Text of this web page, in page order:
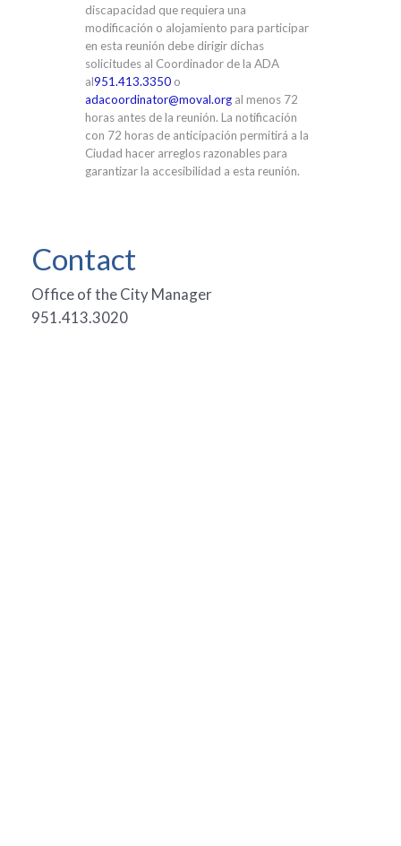
discapacidad que requiera una
modificación o alojamiento para participar
en esta reunión debe dirigir dichas
solicitudes al Coordinador de la ADA
al951.413.3350 o
adacoordinator@moval.org al menos 72
horas antes de la reunión. La notificación
con 72 horas de anticipación permitirá a la
Ciudad hacer arreglos razonables para
garantizar la accesibilidad a esta reunión.
Contact
Office of the City Manager
951.413.3020